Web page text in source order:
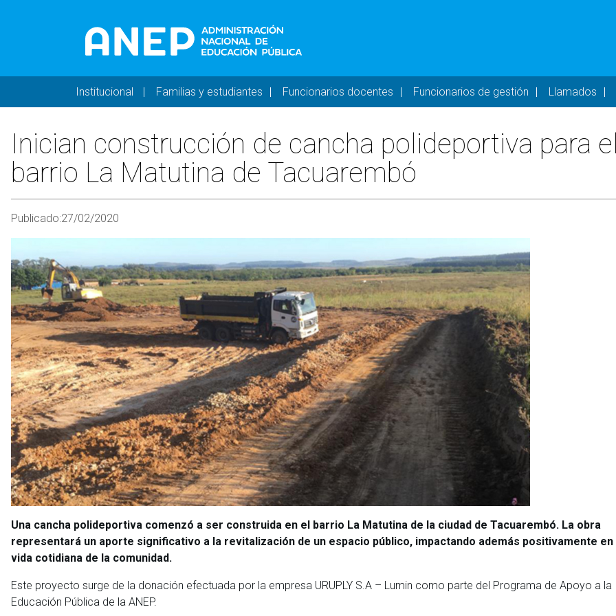
Navegación principal - DESKTOP
Institucional Familias y estudiantes Funcionarios docentes Funcionarios de gestión Llamados
Inician construcción de cancha polideportiva para
barrio La Matutina de Tacuarembó
Publicado:27/02/2020
Una cancha polideportiva comenzó a ser construida en el barrio La Matutina de la ciudad de Tacuarembó. La obra
representará un aporte significativo a la revitalización de un espacio público, impactando además positivamente en
vida cotidiana de la comunidad.
Este proyecto surge de la donación efectuada por la empresa URUPLY S.A – Lumin como parte del Programa de Apoyo a la
Educación Pública de la ANEP.